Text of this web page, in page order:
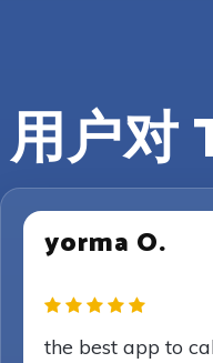
用户对
yorma O.
the best app to